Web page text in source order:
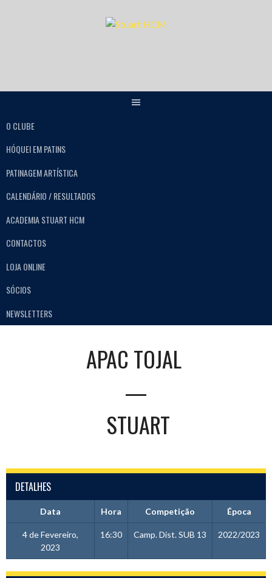
O CLUBE
HÓQUEI EM PATINS
PATINAGEM ARTÍSTICA
CALENDÁRIO / RESULTADOS
ACADEMIA STUART HCM
CONTACTOS
LOJA ONLINE
SÓCIOS
NEWSLETTERS
APAC TOJAL
—
STUART
DETALHES
Data Hora Competição Época
4 de Fevereiro,
2023
16:30 Camp. Dist. SUB 13 2022/2023